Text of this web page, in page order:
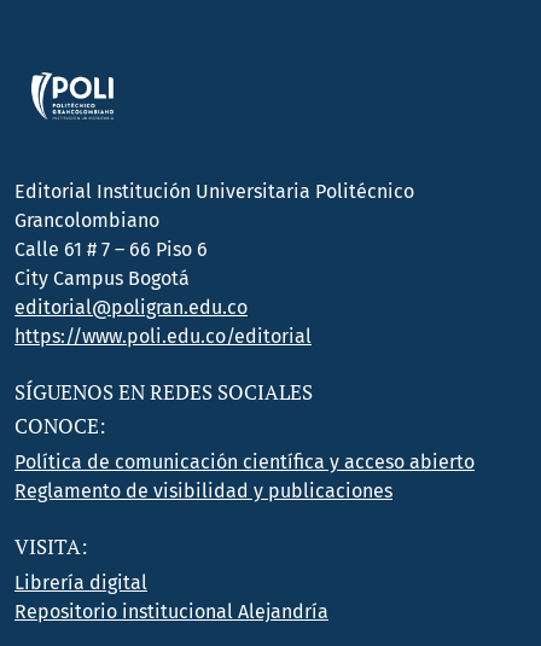
Editorial Institución Universitaria Politécnico
Grancolombiano
Calle 61 # 7 – 66 Piso 6
City Campus Bogotá
editorial@poligran.edu.co
https://www.poli.edu.co/editorial
SÍGUENOS EN REDES SOCIALES
CONOCE:
Política de comunicación científica y acceso abierto
Reglamento de visibilidad y publicaciones
VISITA:
Librería digital
Repositorio institucional Alejandría